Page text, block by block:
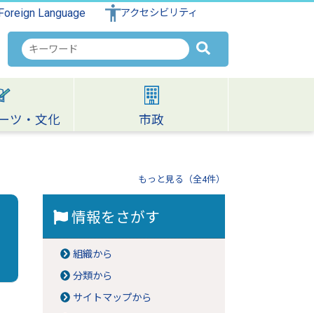
Language アクセシビリティ
検
索
キ
ワ
ー
ツ・文化 市政
もっと見る（全4件）
情報をさがす
組織から
分類から
サイトマップから